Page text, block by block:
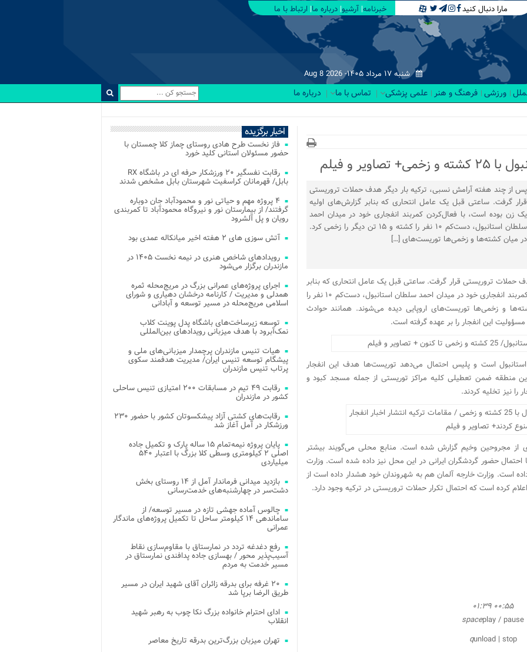
مارا دنبال کنید خبرنامه آرشیو درباره ما ارتباط با ما
شنبه ۱۷ مرداد ۱۴۰۵- Aug 8 2026
ورزشی فرهنگ و هنر علمی پزشکی تماس با ما درباره ما
و فیلم
پس از چند هفته آرامش نسبی، ترکیه بار دیگر هدف حملات تروریستی
قرار گرفت. ساعتی قبل یک عامل انتحاری که بنابر گزارش‌های اولیه
یک زن بوده است، با فعال‌کردن کمربند انفجاری خود در میدان احمد
سلطان استانبول، دست‌کم ۱۰ نفر را کشته و ۱۵ تن دیگر را زخمی کرد.
در میان کشته‌ها و زخمی‌ها توریست‌های […]
حملات تروریستی قرار گرفت. ساعتی قبل یک عامل انتحاری که بنابر
گزارش‌های اولیه یک زن بوده است، با فعال‌کردن کمربند انفجاری خود در میدان احمد سلطان استانبول، دست‌کم ۱۰ نفر را
کشته‌ها و زخمی‌ها توریست‌های اروپایی دیده می‌شوند. همانند حوادث
این انفجار را بر عهده گرفته است.
است و پلیس احتمال می‌دهد توریست‌ها هدف این انفجار
این منطقه ضمن تعطیلی کلیه مراکز توریستی از جمله مسجد کبود و
نیز تخلیه کردند.
از مجروحین وخیم گزارش شده است. منابع محلی می‌گویند بیشتر
احتمال حضور گردشگران ایرانی در این محل نیز داده شده است. وزارت
است. وزارت خارجه آلمان هم به شهروندان خود هشدار داده است از
کرده است که احتمال تکرار حملات تروریستی در ترکیه وجود دارد.
۰۰:۵۵ ۰۱:۳۹
spaceplay / pause
qunload | stop
اخبار برگزیده
فاز نخست طرح هادی روستای چماز کلا چمستان با
حضور مسئولان استانی کلید خورد
رقابت نفسگیر ۲۰ ورزشکار حرفه ای در باشگاه RX
بابل/ قهرمانان کراسفیت شهرستان بابل مشخص شدند
۴ پروژه مهم و حیاتی نور و محمودآباد جان دوباره
گرفتند/ از بیمارستان نور و نیروگاه محمودآباد تا کمربندی
رویان و پل آلشرود
آتش‌ سوزی‌ های ۲ هفته اخیر میانکاله عمدی بود
رویدادهای شاخص هنری در نیمه نخست ۱۴۰۵ در
مازندران برگزار می‌شود
اجرای پروژه‌های عمرانی بزرگ در مریج‌محله ثمره
همدلی و مدیریت / کارنامه درخشان دهیاری و شورای
اسلامی مریج‌محله در مسیر توسعه و آبادانی
توسعه زیرساخت‌های باشگاه پدل پوینت کلاب
نمک‌آبرود با هدف میزبانی رویدادهای بین‌المللی
هیات تنیس مازندران پرچمدار میزبانی‌های ملی و
پیشگام توسعه تنیس ایران/ مدیریت هدفمند سکوی
پرتاب تنیس مازندران
رقابت ۴۹ تیم در مسابقات ۲۰۰ امتیازی تنیس ساحلی
کشور در مازندران
رقابت‌های کشتی آزاد پیشکسوتان کشور با حضور ۲۳۰
ورزشکار در آمل آغاز شد
پایان پروژه نیمه‌تمام ۱۵ ساله پارک و تکمیل جاده
اصلی ۲ کیلومتری وسطی کلا بزرگ با اعتبار ۵۴۰
میلیاردی
بازدید میدانی فرماندار آمل از ۱۴ روستای بخش
دشت‌سر در چهارشنبه‌های خدمت‌رسانی
چالوس آماده جهشی تازه در مسیر توسعه/ از
ساماندهی ۱۴ کیلومتر ساحل تا تکمیل پروژه‌های ماندگار
عمرانی
رفع دغدغه تردد در نمارستاق با مقاوم‌سازی نقاط
آسیب‌پذیر محور / بهسازی جاده پدافندی نمارستاق در
مسیر خدمت به مردم
۲۰ غرفه برای بدرقه زائران آقای شهید ایران در مسیر
طریق الرضا برپا شد
ادای احترام خانواده بزرگ نکا چوب به رهبر شهید
انقلاب
تهران میزبان بزرگ‌ترین بدرقه تاریخ معاصر